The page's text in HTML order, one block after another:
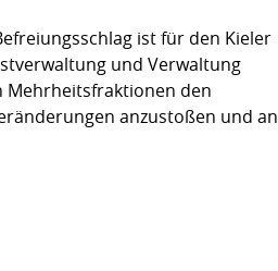
ist für den Kieler
und Verwaltung
Mehrheitsfraktionen den
anzustoßen und an